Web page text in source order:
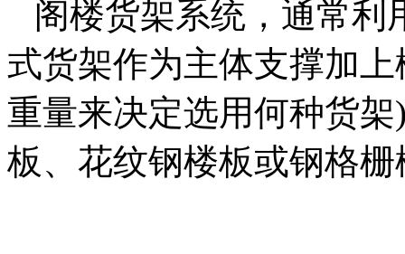
阁楼货架系统，通常利
式货架作为主体支撑加
重量来决定选用何种货
板、花纹钢楼板或钢格栅